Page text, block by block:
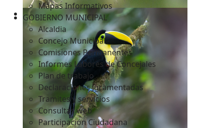
Mapas Informativos
GOBIERNO MUNICIPAL
Alcaldia
Concejo Municipal
Comisiones Permanentes
Informes Labores de Concejales
Plan de trabajo
Declaraciones Juramentadas
Tramites y servicios
Consultas web
Participación Ciudadana